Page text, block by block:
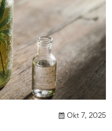
Okt 7, 2025